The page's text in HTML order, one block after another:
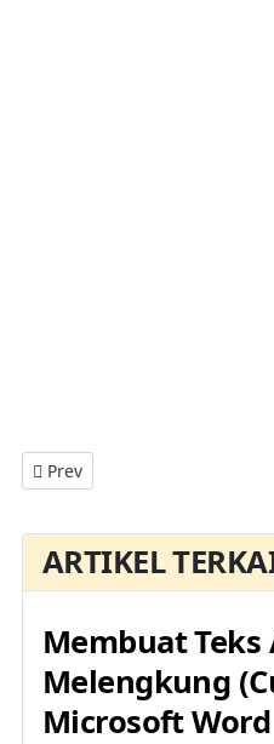
Previous article:
Prev
ARTIKEL
Membuat Teks
Melengkung
Microsoft Word